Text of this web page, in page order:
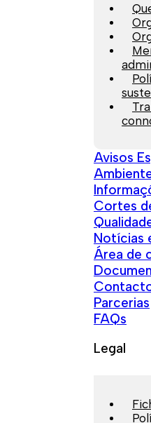
Avisos
Ambiente
Cortes
Notícias
Área de
Parcerias
FAQs
Legal